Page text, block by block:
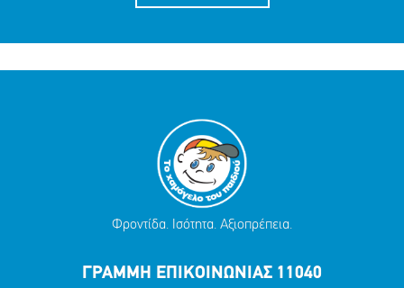
Φροντίδα. Ισότητα. Αξιοπρέπεια.
ΓΡΑΜΜΗ ΕΠΙΚΟΙΝΩΝΙΑΣ 11040